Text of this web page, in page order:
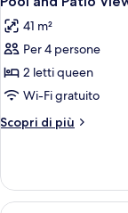
Ground
Floor)
fronte
alla
(Enclave,
Ground
tutte
le
foto
per
Pool
and
Patio
Room
41 m²
Per 4 persone
2 letti queen
Wi-Fi gratuito
Scopri di più
Altri
and
Patio